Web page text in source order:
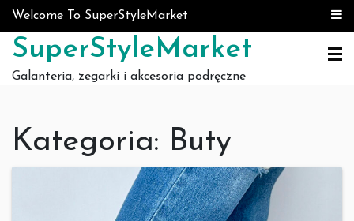
Skip to content
Welcome To SuperStyleMarket
SuperStyleMarket
Galanteria, zegarki i akcesoria podręczne
Kategoria: Buty